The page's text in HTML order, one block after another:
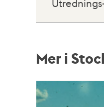
Mer i
Relaterade
poster